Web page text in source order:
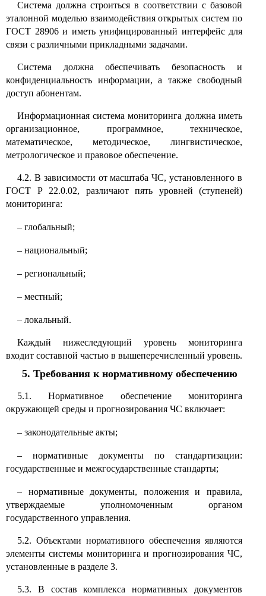
Система должна строиться в соответствии с базовой
эталонной моделью взаимодействия открытых систем по
ГОСТ 28906 и иметь унифицированный интерфейс для
связи с различными прикладными задачами.
Система должна обеспечивать безопасность и
конфиденциальность информации, а также свободный
доступ абонентам.
Информационная система мониторинга должна иметь
организационное, программное, техническое,
математическое, методическое, лингвистическое,
метрологическое и правовое обеспечение.
4.2. В зависимости от масштаба ЧС, установленного в
ГОСТ Р 22.0.02, различают пять уровней (ступеней)
мониторинга:
– глобальный;
– национальный;
– региональный;
– местный;
– локальный.
Каждый нижеследующий уровень мониторинга
входит составной частью в вышеперечисленный уровень.
5. Требования к нормативному обеспечению
5.1. Нормативное обеспечение мониторинга
окружающей среды и прогнозирования ЧС включает:
– законодательные акты;
–
нормативные документы по стандартизации:
государственные и межгосударственные стандарты;
–
нормативные документы, положения и правила,
утверждаемые уполномоченным органом
государственного управления.
5.2. Объектами нормативного обеспечения являются
элементы системы мониторинга и прогнозирования ЧС,
установленные в разделе 3.
5.3. В состав комплекса нормативных документов